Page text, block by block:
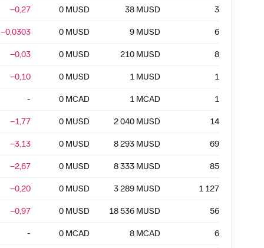
−0,27 0 MUSD 38 MUSD 3
−0,0303 0 MUSD 9 MUSD 6
−0,03 0 MUSD 210 MUSD 8
−0,10 0 MUSD 1 MUSD 1
- 0 MCAD 1 MCAD 1
−1,77 0 MUSD 2 040 MUSD 14
−3,13 0 MUSD 8 293 MUSD 69
−2,67 0 MUSD 8 333 MUSD 85
−0,20 0 MUSD 3 289 MUSD 1 127
−0,97 0 MUSD 18 536 MUSD 56
- 0 MCAD 8 MCAD 6